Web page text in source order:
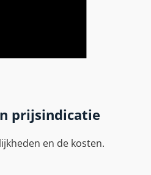
prijsindicatie
en de kosten.